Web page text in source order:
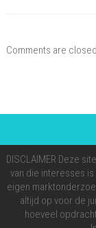
Comments are
DISCLAIMER Deze
van die interesses
eigen
altijd op voor de
hoeveel